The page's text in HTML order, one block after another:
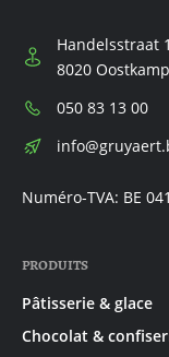
Handelsstraat
8020 Oostkamp
Téléphone:
050 83 13 00
E-
Numéro-TVA: BE
PRODUITS
Pâtisserie & glace
Chocolat &